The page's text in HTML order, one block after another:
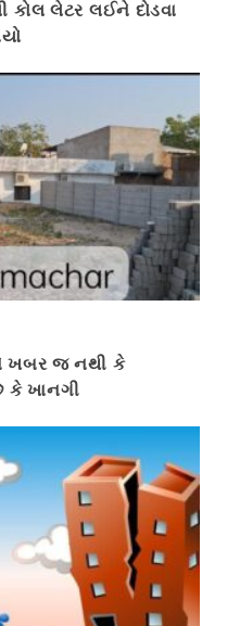
કોલ લેટર લઈને દોડવા
ખબર જ નથી કે
કે ખાનગી